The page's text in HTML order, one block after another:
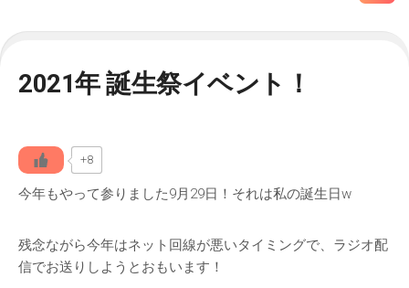
2021年 誕生祭イベント！
+8
今年もやって参りました9月29日！それは私の誕生日‪w
残念ながら今年はネット回線が悪いタイミングで、ラジオ配
信でお送りしようとおもいます！